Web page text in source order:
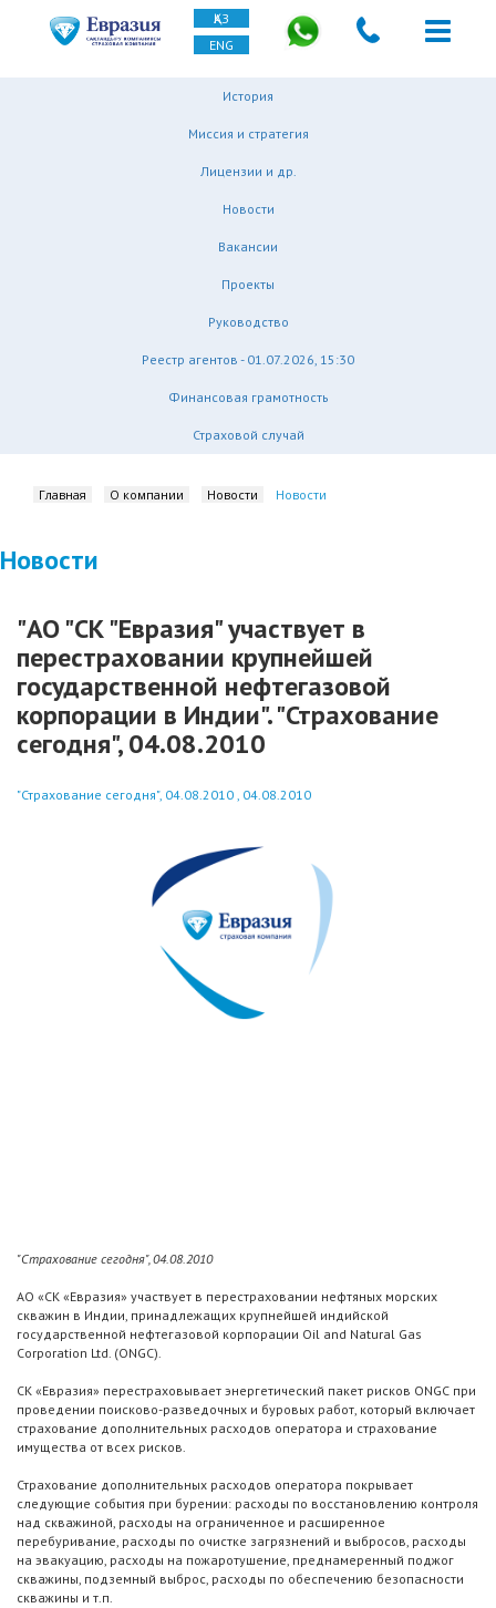
ҚАЗ
ENG
История
Миссия и стратегия
Лицензии и др.
Новости
Вакансии
Проекты
Руководство
Реестр агентов - 01.07.2026, 15:30
Финансовая грамотность
Страховой случай
Главная О компании Новости Новости
Новости
"АО "СК "Евразия" участвует в
перестраховании крупнейшей
государственной нефтегазовой
корпорации в Индии". "Страхование
сегодня", 04.08.2010
"Страхование сегодня", 04.08.2010 , 04.08.2010
"Страхование сегодня", 04.08.2010
АО «СК «Евразия» участвует в перестраховании нефтяных морских
скважин в Индии, принадлежащих крупнейшей индийской
государственной нефтегазовой корпорации Oil and Natural Gas
Corporation Ltd. (ONGC).
СК «Евразия» перестраховывает энергетический пакет рисков ONGC при
проведении поисково-разведочных и буровых работ, который включает
страхование дополнительных расходов оператора и страхование
имущества от всех рисков.
Страхование дополнительных расходов оператора покрывает
следующие события при бурении: расходы по восстановлению контроля
над скважиной, расходы на ограниченное и расширенное
перебуривание, расходы по очистке загрязнений и выбросов, расходы
на эвакуацию, расходы на пожаротушение, преднамеренный поджог
скважины, подземный выброс, расходы по обеспечению безопасности
скважины и т.п.